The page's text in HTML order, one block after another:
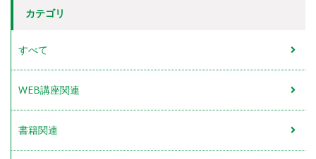
カテゴリ
すべて
WEB講座関連
書籍関連